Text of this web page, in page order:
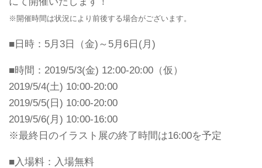
※開催時間は状況により前後する場合がございます。
■日時：5月3日（金)～5月6日(月)
■時間：2019/5/3(金) 12:00-20:00（仮）
2019/5/4(土) 10:00-20:00
2019/5/5(日) 10:00-20:00
2019/5/6(月) 10:00-16:00
※最終日のイラスト展の終了時間は16:00を予定
■入場料：入場無料